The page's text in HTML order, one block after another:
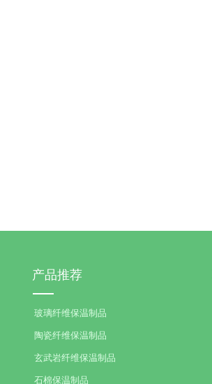
产品推荐
玻璃纤维保温制品
陶瓷纤维保温制品
玄武岩纤维保温制品
石棉保温制品